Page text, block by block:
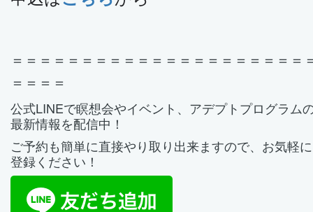
＝＝＝＝＝＝＝＝＝＝＝＝＝＝＝＝＝＝＝＝＝
＝＝＝＝
公式LINEで瞑想会やイベント、アデプトプログラム
最新情報を配信中！
ご予約も簡単に直接やり取り出来ますので、お気軽
登録ください！